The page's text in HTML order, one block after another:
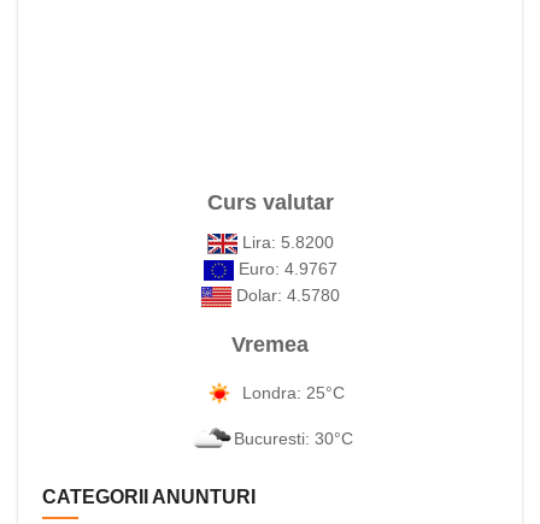
Curs valutar
Lira: 5.8200
Euro: 4.9767
Dolar: 4.5780
Vremea
Londra: 25°C
Bucuresti: 30°C
CATEGORII ANUNTURI